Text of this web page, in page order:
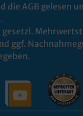
die AGB gelesen
gesetzl.
ggf.